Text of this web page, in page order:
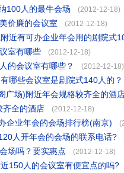
100人的最牛会场 (2012-12-18)
价廉的会议室 (2012-12-18)
近有可办企业年会用的剧院式
室有哪些
(2012-12-18)
的会议室有哪些？ (2012-12-18)
哪些会议室是剧院式140人的？
广场)附近年会规格较齐全的酒
齐全的酒店
(2012-12-18)
企业年会的会场排行榜(南京)
人开年会的会场的联系电话?
场吗？要实惠点
(2012-12-18)
150人的会议室有便宜点的吗?